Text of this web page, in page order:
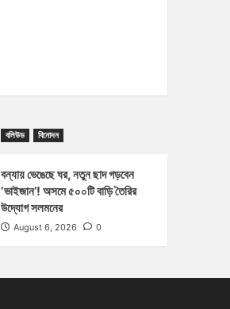
বলিউড বিনোদন
বন্যায় ভেঙেছে ঘর, নতুন ছাদ গড়বেন
‘ভাইজান’! অসমে ৫০০টি বাড়ি তৈরির
উদ্যোগ সলমনের
August 6, 2026 0